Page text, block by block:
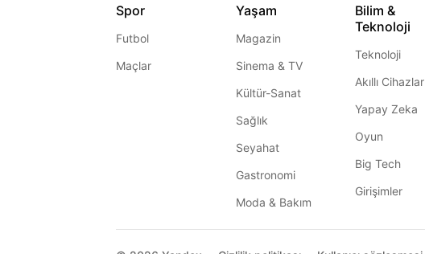
Spor
Futbol
Maçlar
Yaşam
Magazin
Sinema & TV
Kültür-Sanat
Sağlık
Seyahat
Gastronomi
Moda & Bakım
Bilim &
Teknoloji
Teknoloji
Akıllı Cihazlar
Yapay Zeka
Oyun
Big Tech
Girişimler